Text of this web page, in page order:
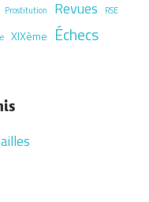
Prostitution Revues RSE
XIXème Échecs